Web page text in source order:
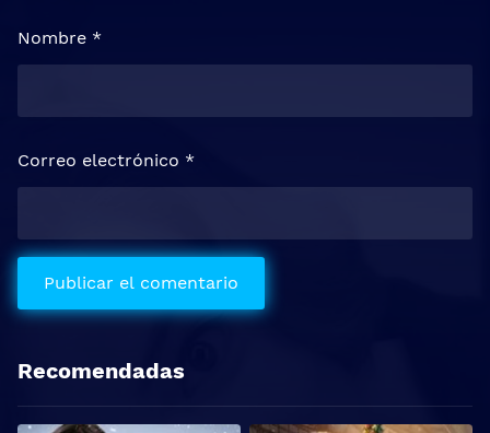
Nombre *
Correo electrónico *
Recomendadas